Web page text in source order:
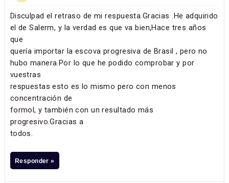
Disculpad el retraso de mi respuesta.Gracias .He adquirido
el de Salerm, y la verdad es que va bien,Hace tres años
que
quería importar la escova progresiva de Brasil , pero no
hubo manera.Por lo que he podido comprobar y por
vuestras
respuestas esto es lo mismo pero con menos
concentración de
formol, y también con un resultado más
progresivo.Gracias a
todos.
Responder »